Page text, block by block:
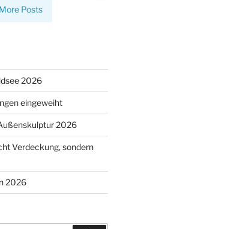
Posts
2026
eingeweiht
2026
Verdeckung, sondern
2026